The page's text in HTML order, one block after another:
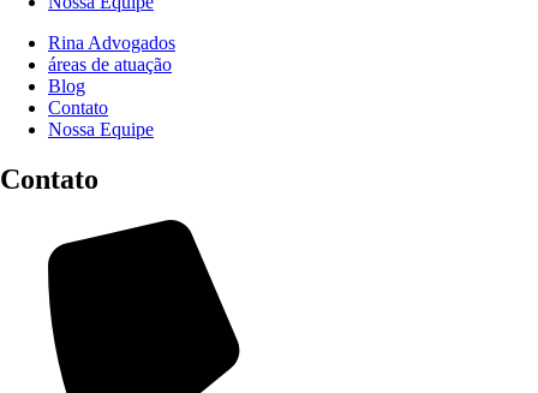
Rina Advogados
áreas de atuação
Blog
Contato
Nossa Equipe
Contato